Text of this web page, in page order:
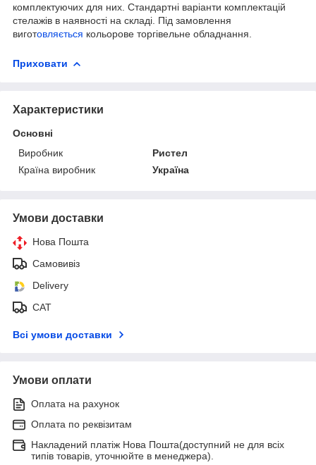
комплектуючих для них. Стандартні варіанти комплектацій
стелажів в наявності на складі. Під замовлення
виготовляється кольорове торгівельне обладнання.
Приховати
Характеристики
Основні
Виробник
Ристел
Країна виробник
Україна
Умови доставки
Нова Пошта
Самовивіз
Delivery
САТ
Всі умови доставки
Умови оплати
Оплата на рахунок
Оплата по реквізитам
Накладений платіж Нова Пошта(доступний не для всіх
типів товарів, уточнюйте в менеджера).